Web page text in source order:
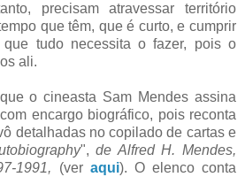
precisam atravessar território
que têm, que é curto, e cumprir
tudo necessita o fazer, pois o
ali.
o cineasta Sam Mendes assina
encargo biográfico, pois reconta
detalhadas no copilado de cartas e
", de Alfred H. Mendes,
1991, (ver aqui). O elenco conta